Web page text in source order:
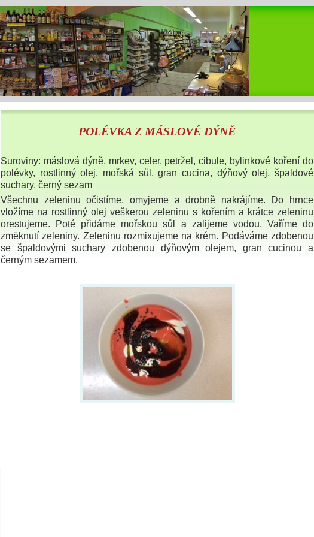
POLÉVKA Z MÁSLOVÉ DÝNĚ
Suroviny: máslová dýně, mrkev, celer, petržel, cibule, bylinkové koření do
polévky, rostlinný olej, mořská sůl, gran cucina, dýňový olej, špaldové
suchary, černý sezam
Všechnu zeleninu očistíme, omyjeme a drobně nakrájíme. Do hrnce
vložíme na rostlinný olej veškerou zeleninu s kořením a krátce zeleninu
orestujeme. Poté přidáme mořskou sůl a zalijeme vodou. Vaříme do
zmëknutí zeleniny. Zeleninu rozmixujeme na krém. Podáváme zdobenou
se špaldovými suchary zdobenou dýňovým olejem, gran cucinou a
černým sezamem.